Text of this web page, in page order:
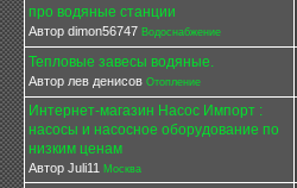
про водяные станции
Автор dimon56747 Водоснабжение
Тепловые завесы водяные.
Автор лев денисов Отопление
Интернет-магазин Насос Импорт :
насосы и насосное оборудование по
низким ценам
Автор Juli11 Москва